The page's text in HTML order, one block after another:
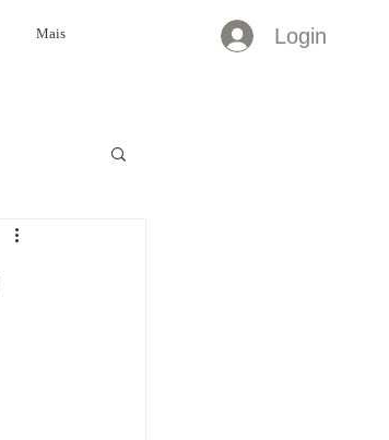
Mais Login